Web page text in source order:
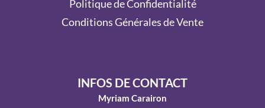
Politique de Confidentialité
Conditions Générales de Vente
INFOS DE CONTACT
Myriam Carairon